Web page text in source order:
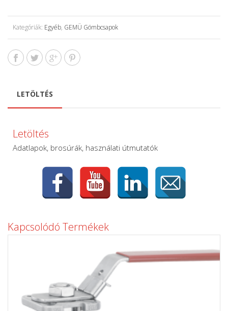
Kategóriák: Egyéb, GEMÜ Gömbcsapok
LETÖLTÉS
Letöltés
Adatlapok, brosúrák, használati útmutatók
Kapcsolódó Termékek